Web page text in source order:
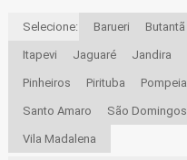
Selecione: Barueri Butantã
Itapevi Jaguaré Jandira
Pinheiros Pirituba Pompeia
Santo Amaro São Domingos
Vila Madalena